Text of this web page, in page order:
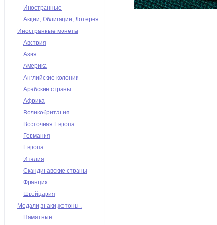
Иностранные
Акции, Облигации, Лотерея
Иностранные монеты
Австрия
Азия
Америка
Английские колонии
Арабские страны
Африка
Великобритания
Восточная Европа
Германия
Европа
Италия
Скандинавские страны
Франция
Швейцария
Медали,знаки,жетоны .
Памятные